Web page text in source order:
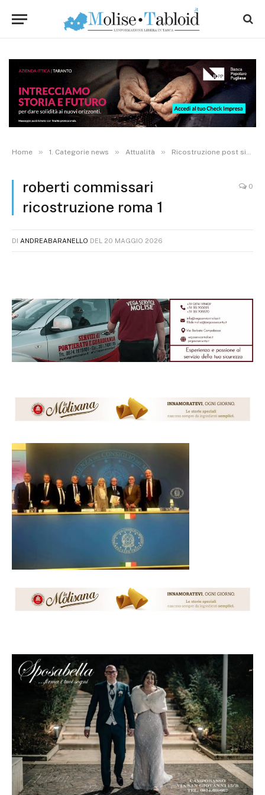
Home » 1. Categorie news » Attualità » Ricostruzione post sisma: al Molise quasi 30 mln di euro2
roberti commissari
ricostruzione roma 1
0
DI ANDREABARANELLO DEL 20 MAGGIO 2026